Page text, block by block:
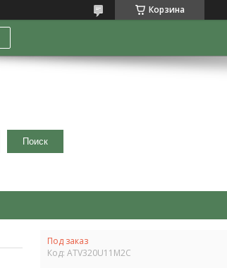
Корзина
Поиск
Под заказ
Код: ATV320U11M2C